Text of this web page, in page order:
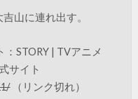
山に連れ出す。
STORY | TVアニメ
サイト
（リンク切れ）